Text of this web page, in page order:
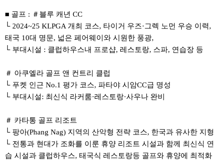
■ 골프 : ＃블루 캐년 CC
└ 2024~25 KLPGA 개최 코스, 타이거 우즈·그렉 노먼 우승 이력,
태국 10대 명문, 넓은 페어웨이와 시원한 풍광,
└ 부대시설 : 클럽하우스내 프로샵, 레스토랑, 스파, 연습장 등
＃ 아쿠엘라 골프 앤 컨트리 클럽
└ 푸켓 인근 No.1 평가 코스, 파타야 시암CC급 명성
└ 부대시설: 최신식 라커룸·레스토랑·사우나 완비
＃ 카타통 골프 리조트
└ 팡아(Phang Nag) 지역의 산악형 전략 코스, 한국과 유사한 지형
└ 전통과 현대가 조화를 이룬 휴양 리조트 시설과 함께 최신식 연
습 시설과 클럽하우스, 태국식 레스토랑등 골프와 휴양에 최적화